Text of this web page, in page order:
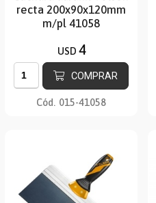
recta 200x90x120mm
m/pl 41058
USD 4
COMPRAR
Cód. 015-41058